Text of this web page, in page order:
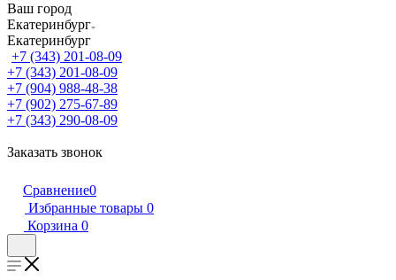
Ваш город
Екатеринбург
Екатеринбург
+7 (343) 201-08-09
+7 (343) 201-08-09
+7 (904) 988-48-38
+7 (902) 275-67-89
+7 (343) 290-08-09
Заказать звонок
Сравнение0
Избранные товары 0
Корзина 0